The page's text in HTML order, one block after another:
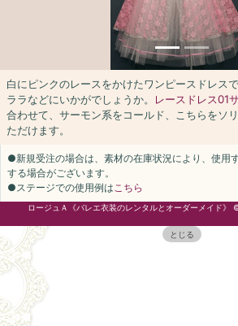
白にピンクのレースをかけたワンピースドレス
ララなどにいかがでしょうか。
レースドレス01
合わせて、サーモン系をコールド、こちらをソ
ただけます。
●新規受注の場合は、素材の在庫状況により、使用
する場合がございます。
●ステージでの使用例はこちら
ロージュＡ《バレエ衣装のレンタルとオーダーメイド
とじる